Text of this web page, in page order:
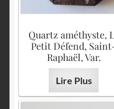
Quartz améthyste,
Petit Défend,
Raphaël, Var.
Lire Plus